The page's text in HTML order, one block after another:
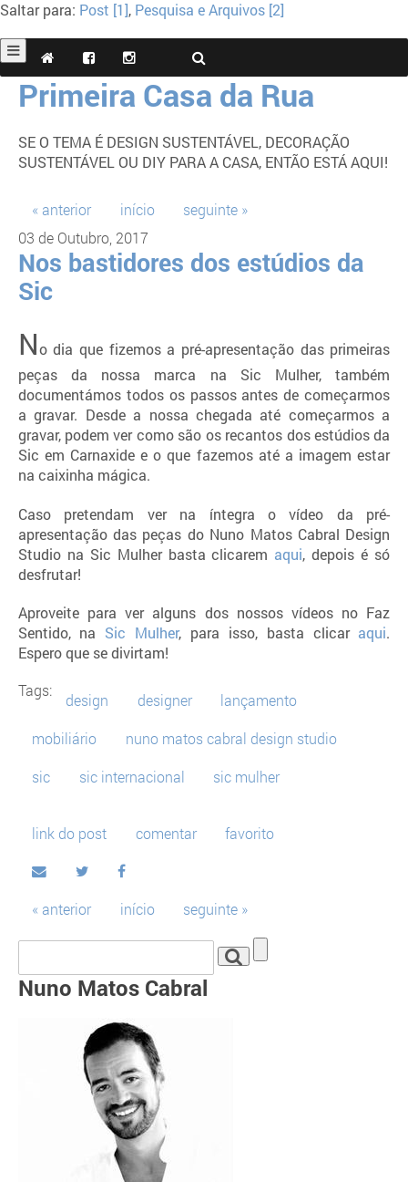
Saltar para: Post [1], Pesquisa e Arquivos [2]
Primeira Casa da Rua
SE O TEMA É DESIGN SUSTENTÁVEL, DECORAÇÃO
SUSTENTÁVEL OU DIY PARA A CASA, ENTÃO ESTÁ AQUI!
« anterior início
seguinte »
03 de Outubro, 2017
Nos bastidores dos estúdios da
Sic
No dia que fizemos a pré-apresentação das primeiras
peças da nossa marca na Sic Mulher, também
documentámos todos os passos antes de começarmos
a gravar. Desde a nossa chegada até começarmos a
gravar, podem ver como são os recantos dos estúdios da
Sic em Carnaxide e o que fazemos até a imagem estar
na caixinha mágica.
Caso pretendam ver na íntegra o vídeo da pré-
apresentação das peças do Nuno Matos Cabral Design
Studio na Sic Mulher basta clicarem aqui, depois é só
desfrutar!
Aproveite para ver alguns dos nossos vídeos no Faz
Sentido, na Sic Mulher, para isso, basta clicar aqui.
Espero que se divirtam!
Tags:
design designer lançamento
mobiliário nuno matos cabral design studio
sic sic internacional sic mulher
link do post comentar favorito
« anterior início seguinte »
Nuno Matos Cabral